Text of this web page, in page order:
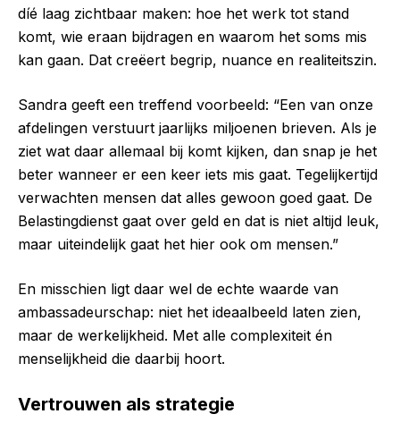
díé laag zichtbaar maken: hoe het werk tot stand
komt, wie eraan bijdragen en waarom het soms mis
kan gaan. Dat creëert begrip, nuance en realiteitszin.
Sandra geeft een treffend voorbeeld: “Een van onze
afdelingen verstuurt jaarlijks miljoenen brieven. Als je
ziet wat daar allemaal bij komt kijken, dan snap je het
beter wanneer er een keer iets mis gaat. Tegelijkertijd
verwachten mensen dat alles gewoon goed gaat. De
Belastingdienst gaat over geld en dat is niet altijd leuk,
maar uiteindelijk gaat het hier ook om mensen.”
En misschien ligt daar wel de echte waarde van
ambassadeurschap: niet het ideaalbeeld laten zien,
maar de werkelijkheid. Met alle complexiteit én
menselijkheid die daarbij hoort.
Vertrouwen als strategie